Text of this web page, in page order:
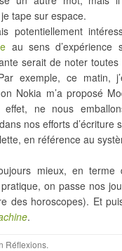
tape sur espace.
potentiellement
au sens d’expérience
serait de noter
exemple, ce matin,
Nokia m’a proposé
ne nous
nos efforts d’écriture
en référence au
mieux, en terme
pratique, on passe nos
des horoscopes). Et
.
Réflexions.